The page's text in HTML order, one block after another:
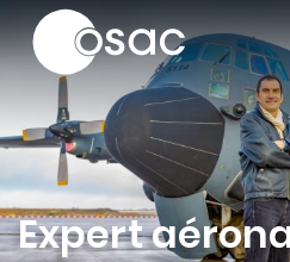
Aller
au
contenu
principal
Expert